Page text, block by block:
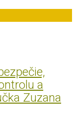
a
Zuzana